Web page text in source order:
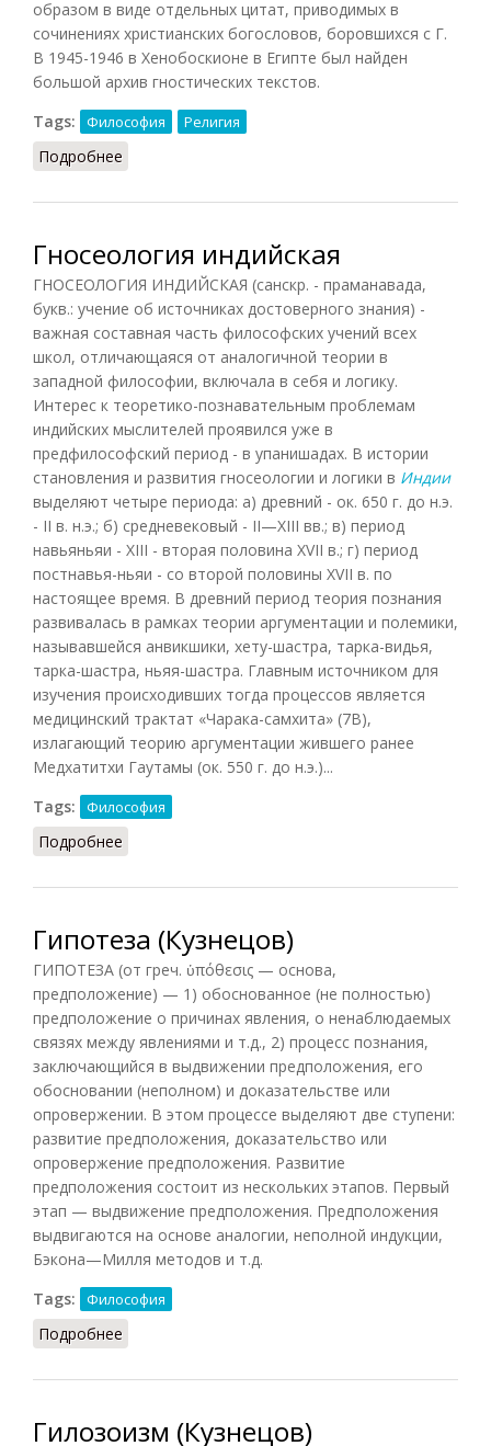
образом в виде отдельных цитат, приводимых в
сочинениях христианских богословов, боровшихся с Г.
В 1945-1946 в Xeнобоскионе в Египте был найден
большой архив гностических текстов.
Tags:
Философия Религия
Подробнее
Гносеология индийская
ГНОСЕОЛОГИЯ ИНДИЙСКАЯ (санскр. - праманавада,
букв.: учение об источниках достоверного знания) -
важная составная часть философских учений всех
школ, отличающаяся от аналогичной теории в
западной философии, включала в себя и логику.
Интерес к теоретико-познавательным проблемам
индийских мыслителей проявился уже в
предфилософский период - в упанишадах. В истории
становления и развития гносеологии и логики в Индии
выделяют четыре периода: а) древний - ок. 650 г. до н.э.
- II в. н.э.; б) средневековый - II—XIII вв.; в) период
навьяньяи - XIII - вторая половина XVII в.; г) период
постнавья-ньяи - со второй половины XVII в. по
настоящее время. В древний период теория познания
развивалась в рамках теории аргументации и полемики,
называвшейся анвикшики, хету-шастра, тарка-видья,
тарка-шастра, ньяя-шастра. Главным источником для
изучения происходивших тогда процессов является
медицинский трактат «Чарака-самхита» (7В),
излагающий теорию аргументации жившего ранее
Медхатитхи Гаутамы (ок. 550 г. до н.э.)...
Tags:
Философия
Подробнее
Гипотеза (Кузнецов)
ГИПОТЕЗА (от греч. ὑπόθεσις — основа,
предположение) — 1) обоснованное (не полностью)
предположение о причинах явления, о ненаблюдаемых
связях между явлениями и т.д., 2) процесс познания,
заключающийся в выдвижении предположения, его
обосновании (неполном) и доказательстве или
опровержении. В этом процессе выделяют две ступени:
развитие предположения, доказательство или
опровержение предположения. Развитие
предположения состоит из нескольких этапов. Первый
этап — выдвижение предположения. Предположения
выдвигаются на основе аналогии, неполной индукции,
Бэкона—Милля методов и т.д.
Tags:
Философия
Подробнее
Гилозоизм (Кузнецов)